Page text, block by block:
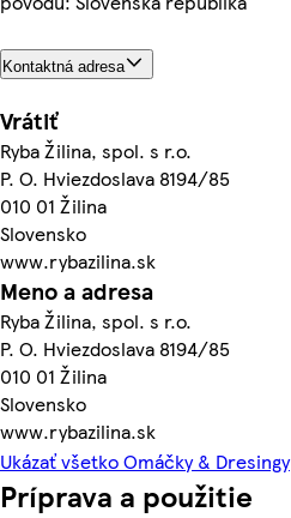
Kontaktná adresa
Vrátiť
Ryba Žilina, spol. s r.o.
P. O. Hviezdoslava 8194/85
010 01 Žilina
Slovensko
www.rybazilina.sk
Meno a adresa
Ryba Žilina, spol. s r.o.
P. O. Hviezdoslava 8194/85
010 01 Žilina
Slovensko
www.rybazilina.sk
Ukázať všetko Omáčky & Dresingy
Príprava a použitie